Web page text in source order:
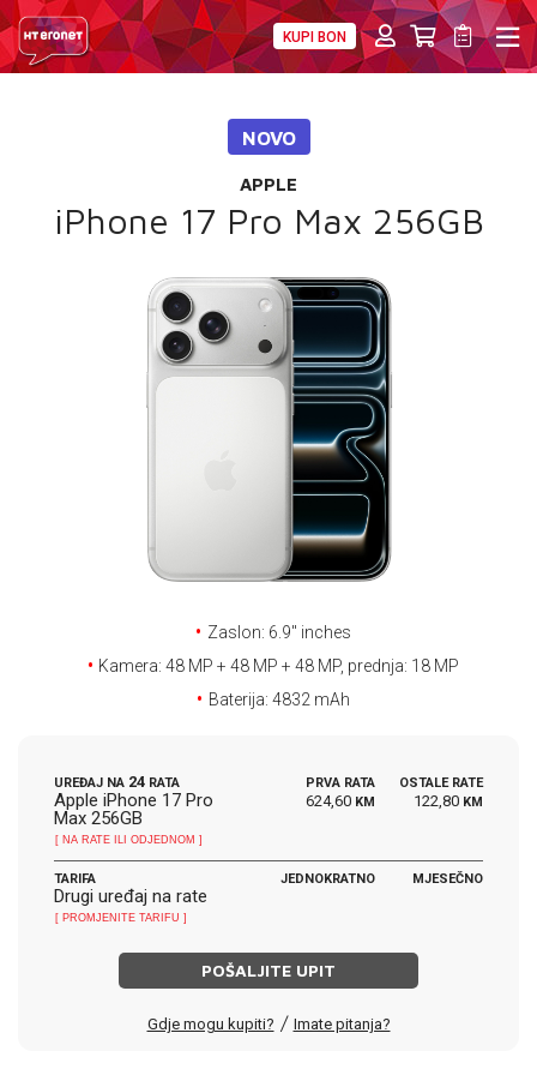
KUPI BON
MOBILNA
PRIJENOS BROJA
TELEFONSKI IMENIK
NOVO
APPLE
iPhone 17 Pro Max 256GB
Zaslon: 6.9'' inches
Kamera: 48 MP + 48 MP + 48 MP, prednja: 18 MP
Baterija: 4832 mAh
UREĐAJ NA 24 RATA
Apple iPhone 17 Pro
Max 256GB
[ NA RATE ILI ODJEDNOM ]
PRVA RATA
624,60 KM
OSTALE RATE
122,80 KM
TARIFA
Drugi uređaj na rate
[ PROMJENITE TARIFU ]
JEDNOKRATNO MJESEČNO
POŠALJITE UPIT
Gdje mogu kupiti? / Imate pitanja?